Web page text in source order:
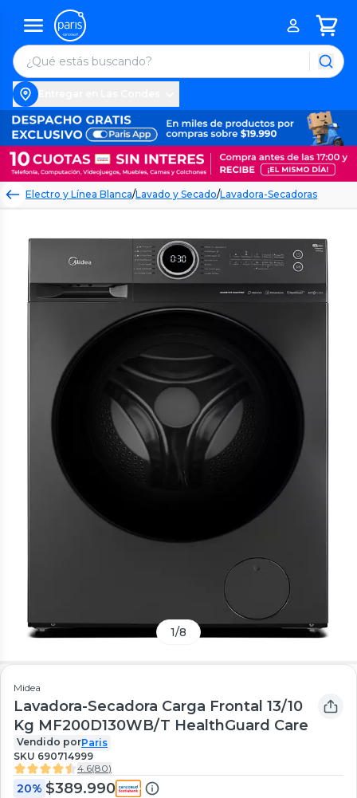
Electro y Línea Blanca/Lavado y Secado/Lavadora-Secadoras
1/8
Midea
Lavadora-Secadora Carga Frontal 13/10
Kg MF200D130WB/T HealthGuard Care
Vendido porParis
SKU 690714999
4.6(80)
20% $389.990